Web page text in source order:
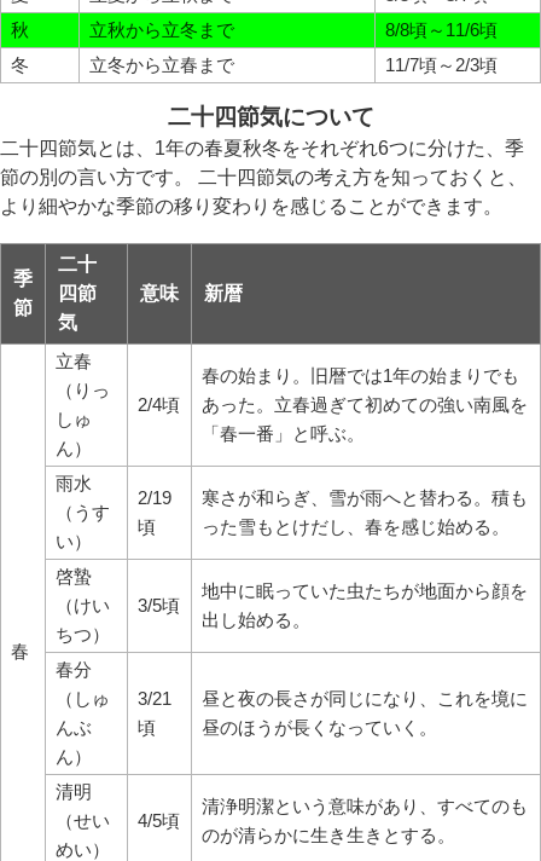
秋
立秋から立冬まで
8/8頃～11/6頃
冬
立冬から立春まで 11/7頃～2/3頃
二十四節気について
二十四節気とは、1年の春夏秋冬をそれぞれ6つに分けた、季
節の別の言い方です。 二十四節気の考え方を知っておくと、
より細やかな季節の移り変わりを感じることができます。
季
節
二十
四節
気
意味 新暦
春
立春
（りっ
しゅ
ん）
2/4頃
春の始まり。旧暦では1年の始まりでも
あった。立春過ぎて初めての強い南風を
「春一番」と呼ぶ。
雨水
（うす
い）
2/19
頃
寒さが和らぎ、雪が雨へと替わる。積も
った雪もとけだし、春を感じ始める。
啓蟄
（けい
ちつ）
3/5頃
地中に眠っていた虫たちが地面から顔を
出し始める。
春分
（しゅ
んぶ
ん）
3/21
頃
昼と夜の長さが同じになり、これを境に
昼のほうが長くなっていく。
清明
（せい
めい）
4/5頃
清浄明潔という意味があり、すべてのも
のが清らかに生き生きとする。